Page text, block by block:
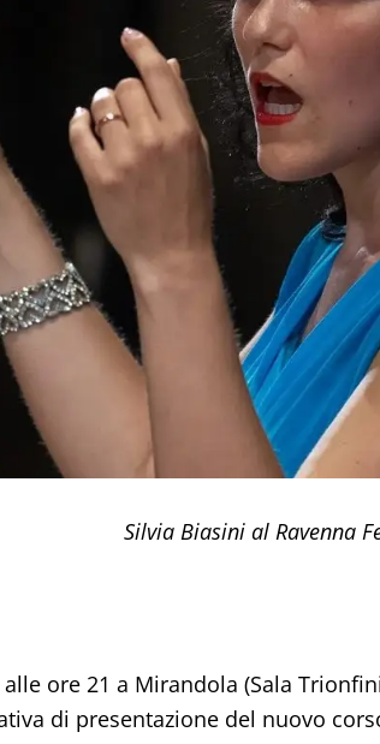
Silvia Biasini al Ravenna
alle ore 21 a Mirandola (Sala
di presentazione del nuovo